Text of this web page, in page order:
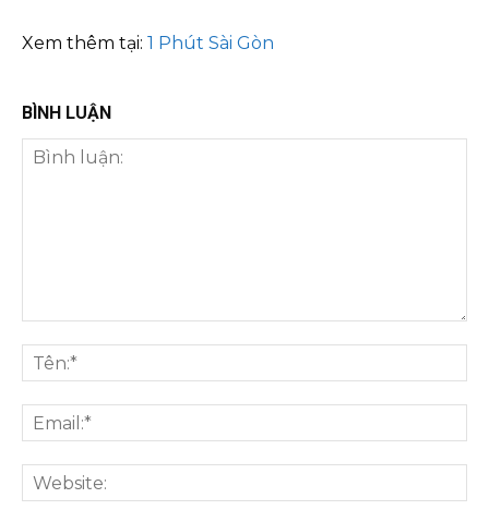
Xem thêm tại: 1 Phút Sài Gòn
BÌNH LUẬN
luận: